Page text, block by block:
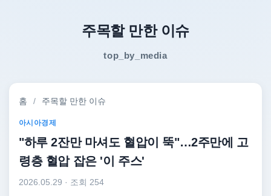
주목할 만한 이슈
top_by_media
홈 / 주목할 만한 이슈
아시아경제
"하루 2잔만 마셔도 혈압이 뚝"…2주만에 고
령층 혈압 잡은 '이 주스'
2026.05.29 · 조회 254